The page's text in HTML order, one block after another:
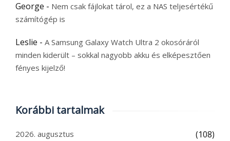
George - Nem csak fájlokat tárol, ez a NAS teljesértékű
számítógép is
Leslie - A Samsung Galaxy Watch Ultra 2 okosóráról
minden kiderült – sokkal nagyobb akku és elképesztően
fényes kijelző!
Korábbi tartalmak
2026. augusztus (108)